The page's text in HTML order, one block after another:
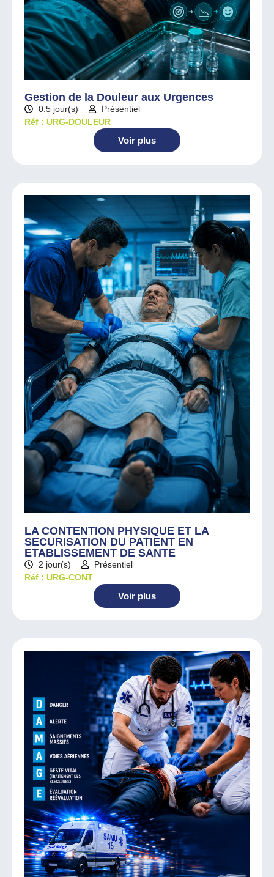
Gestion de la Douleur aux Urgences
0.5 jour(s)
Présentiel
Réf : URG-DOULEUR
Voir plus
LA CONTENTION PHYSIQUE ET LA
SECURISATION DU PATIENT EN
ETABLISSEMENT DE SANTE
2 jour(s)
Présentiel
Réf : URG-CONT
Voir plus